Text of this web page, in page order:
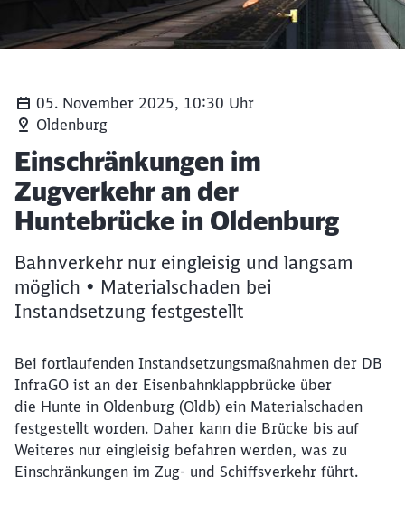
05. November 2025, 10:30 Uhr
Oldenburg
Artikel:
Einschränkungen im
Zugverkehr an der
Huntebrücke in Oldenburg
Bahnverkehr nur eingleisig und langsam
möglich • Materialschaden bei
Instandsetzung festgestellt
Bei fortlaufenden Instandsetzungsmaßnahmen der DB
InfraGO ist an der Eisenbahnklappbrücke über
die Hunte in Oldenburg (Oldb) ein Materialschaden
festgestellt worden. Daher kann die Brücke bis auf
Weiteres nur eingleisig befahren werden, was zu
Einschränkungen im Zug- und Schiffsverkehr führt.